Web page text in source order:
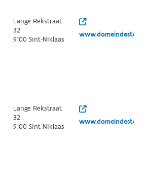
Lange Rekstraat
32
9100 Sint-Niklaas
Lange Rekstraat
32
9100 Sint-Niklaas